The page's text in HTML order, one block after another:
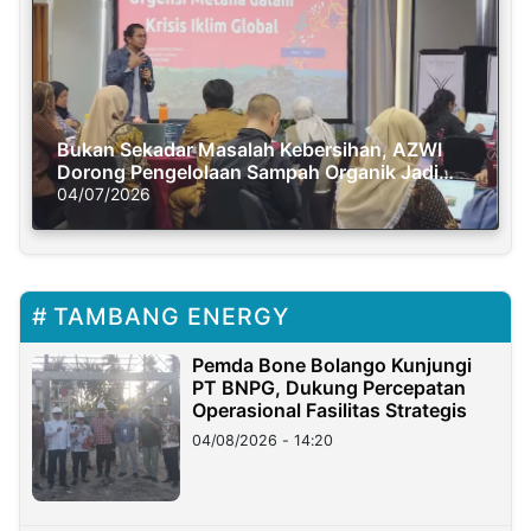
Bukan Sekadar Masalah Kebersihan, AZWI
Dorong Pengelolaan Sampah Organik Jadi
Solusi Krisis Iklim
04/07/2026
TAMBANG ENERGY
Pemda Bone Bolango Kunjungi
PT BNPG, Dukung Percepatan
Operasional Fasilitas Strategis
04/08/2026 - 14:20